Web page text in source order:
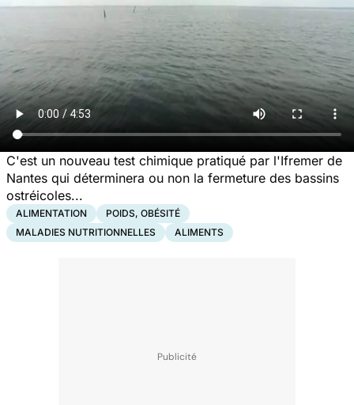
C'est un nouveau test chimique pratiqué par l'Ifremer de
Nantes qui déterminera ou non la fermeture des bassins
ostréicoles...
ALIMENTATION
POIDS, OBÉSITÉ
MALADIES NUTRITIONNELLES
ALIMENTS